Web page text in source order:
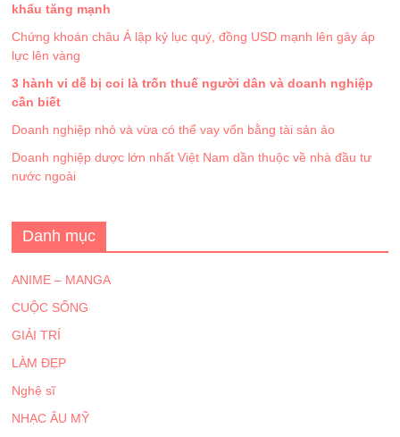
khẩu tăng mạnh
Chứng khoán châu Á lập kỷ lục quý, đồng USD mạnh lên gây áp
lực lên vàng
3 hành vi dễ bị coi là trốn thuế người dân và doanh nghiệp
cần biết
Doanh nghiệp nhỏ và vừa có thể vay vốn bằng tài sản ảo
Doanh nghiệp dược lớn nhất Việt Nam dần thuộc về nhà đầu tư
nước ngoài
Danh mục
ANIME – MANGA
CUỘC SỐNG
GIẢI TRÍ
LÀM ĐẸP
Nghệ sĩ
NHẠC ÂU MỸ